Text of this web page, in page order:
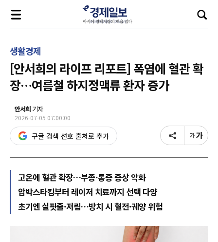
생활경제
[안서희의 라이프 리포트] 폭염에 혈관 확
장…여름철 하지정맥류 환자 증가
안서희 기자
2026-07-05 07:00:00
구글 검색 선호 출처로 추가
고온에 혈관 확장…부종·통증 증상 악화
압박스타킹부터 레이저 치료까지 선택 다양
초기엔 실핏줄·저림…방치 시 혈전·궤양 위험